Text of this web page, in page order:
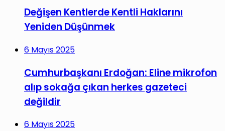
Değişen Kentlerde Kentli Haklarını
Yeniden Düşünmek
6 Mayıs 2025
Cumhurbaşkanı Erdoğan: Eline mikrofon
alıp sokağa çıkan herkes gazeteci
değildir
6 Mayıs 2025